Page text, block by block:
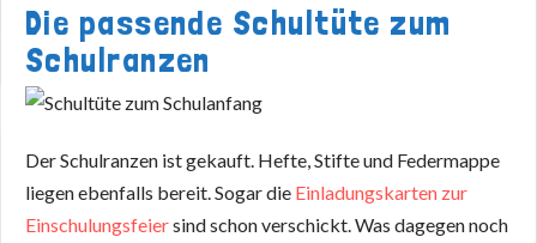
Die passende Schultüte zum
Schulranzen
Der Schulranzen ist gekauft. Hefte, Stifte und Federmappe
liegen ebenfalls bereit. Sogar die Einladungskarten zur
Einschulungsfeiersind schon verschickt. Was dagegen noch